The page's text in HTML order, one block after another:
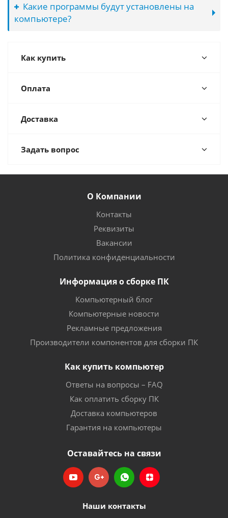
Какие программы будут установлены на
компьютере?
Как купить
Оплата
Доставка
Задать вопрос
О Компании
Контакты
Реквизиты
Вакансии
Политика конфиденциальности
Информация о сборке ПК
Компьютерный блог
Компьютерные новости
Рекламные предложения
Производители компонентов для сборки ПК
Как купить компьютер
Ответы на вопросы – FAQ
Как оплатить сборку ПК
Доставка компьютеров
Гарантия на компьютеры
Оставайтесь на связи
Наши контакты